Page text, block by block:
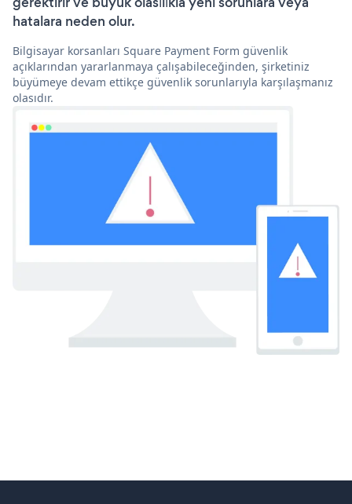
hatalara neden olur.
Bilgisayar korsanları Square Payment Form güvenlik
açıklarından yararlanmaya çalışabileceğinden, şirketiniz
büyümeye devam ettikçe güvenlik sorunlarıyla karşılaşmanız
olasıdır.